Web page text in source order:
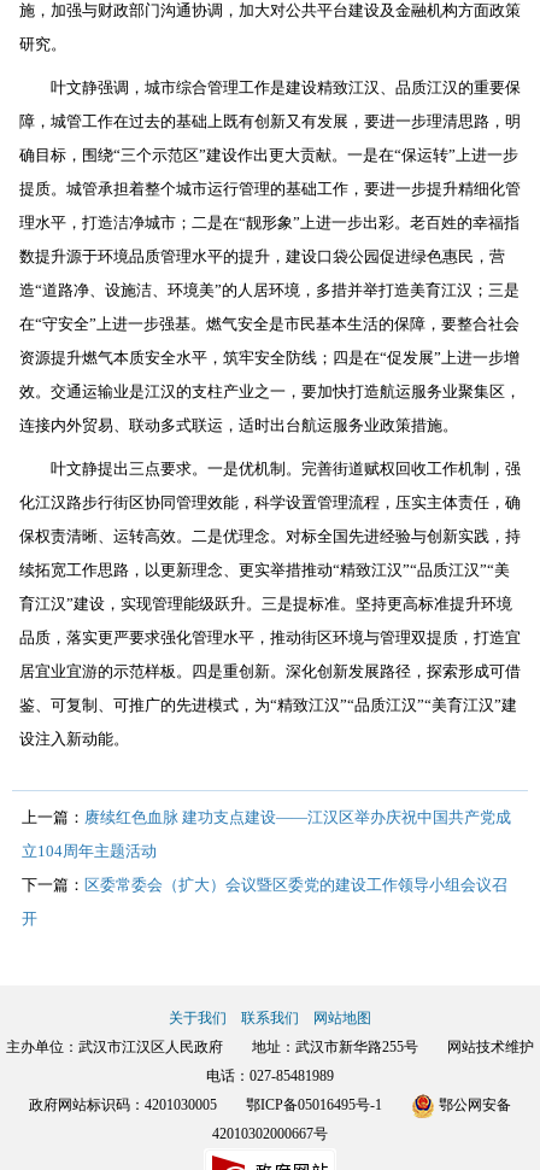
施，加强与财政部门沟通协调，加大对公共平台建设及金融机构方面政策
研究。
叶文静强调，城市综合管理工作是建设精致江汉、品质江汉的重要保
障，城管工作在过去的基础上既有创新又有发展，要进一步理清思路，明
确目标，围绕“三个示范区”建设作出更大贡献。一是在“保运转”上进一步
提质。城管承担着整个城市运行管理的基础工作，要进一步提升精细化管
理水平，打造洁净城市；二是在“靓形象”上进一步出彩。老百姓的幸福指
数提升源于环境品质管理水平的提升，建设口袋公园促进绿色惠民，营
造“道路净、设施洁、环境美”的人居环境，多措并举打造美育江汉；三是
在“守安全”上进一步强基。燃气安全是市民基本生活的保障，要整合社会
资源提升燃气本质安全水平，筑牢安全防线；四是在“促发展”上进一步增
效。交通运输业是江汉的支柱产业之一，要加快打造航运服务业聚集区，
连接内外贸易、联动多式联运，适时出台航运服务业政策措施。
叶文静提出三点要求。一是优机制。完善街道赋权回收工作机制，强
化江汉路步行街区协同管理效能，科学设置管理流程，压实主体责任，确
保权责清晰、运转高效。二是优理念。对标全国先进经验与创新实践，持
续拓宽工作思路，以更新理念、更实举措推动“精致江汉”“品质江汉”“美
育江汉”建设，实现管理能级跃升。三是提标准。坚持更高标准提升环境
品质，落实更严要求强化管理水平，推动街区环境与管理双提质，打造宜
居宜业宜游的示范样板。四是重创新。深化创新发展路径，探索形成可借
鉴、可复制、可推广的先进模式，为“精致江汉”“品质江汉”“美育江汉”建
设注入新动能。
上一篇： 赓续红色血脉 建功支点建设——江汉区举办庆祝中国共产党成
立104周年主题活动
下一篇： 区委常委会（扩大）会议暨区委党的建设工作领导小组会议召
开
关于我们 联系我们
网站地图
主办单位：武汉市江汉区人民政府 地址：武汉市新华路255号 网站技术维护
电话：027-85481989
政府网站标识码：4201030005 鄂ICP备05016495号-1
鄂公网安备
42010302000667号